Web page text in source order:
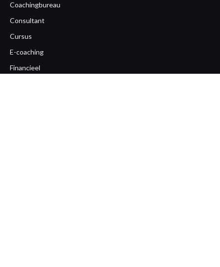
Coachingbureau
Consultant
Cursus
E-coaching
Financieel